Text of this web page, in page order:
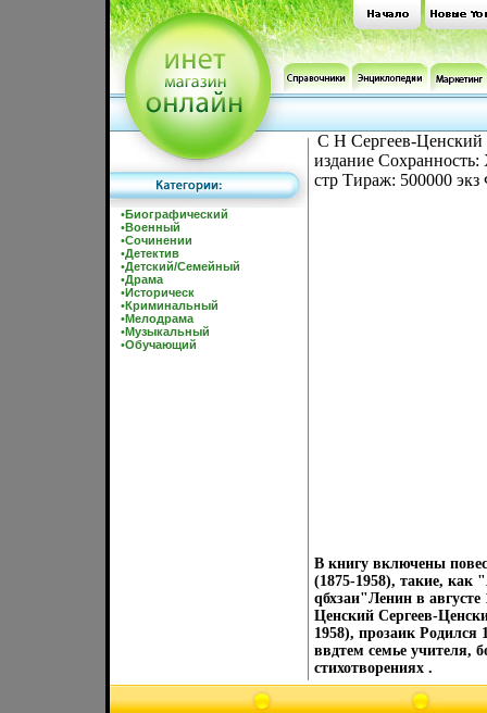
•Биографический
•Военный
•Сочинении
•Детектив
•Детский/Семейный
•Драма
•Историческ
•Криминальный
•Мелодрама
•Музыкальный
•Обучающий
С Н Сергеев-Ценский
издание
стр Тираж: 500000
В книгу включены
(1875-1958), такие,
qбхзаи"Ленин в
Ценский Сергеев-
1958), прозаик Родился
ввдтем семье учителя,
стихотворениях .